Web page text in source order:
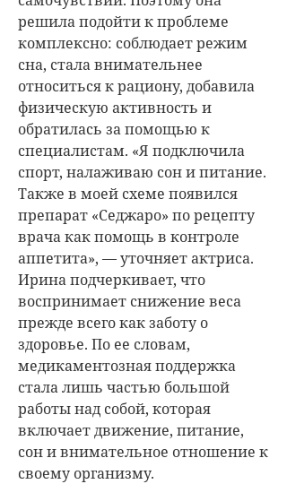
решила подойти к проблеме
комплексно: соблюдает режим
сна, стала внимательнее
относиться к рациону, добавила
физическую активность и
обратилась за помощью к
специалистам. «Я подключила
спорт, налаживаю сон и питание.
Также в моей схеме появился
препарат «Седжаро» по рецепту
врача как помощь в контроле
аппетита», — уточняет актриса.
Ирина подчеркивает, что
воспринимает снижение веса
прежде всего как заботу о
здоровье. По ее словам,
медикаментозная поддержка
стала лишь частью большой
работы над собой, которая
включает движение, питание,
сон и внимательное отношение к
своему организму.